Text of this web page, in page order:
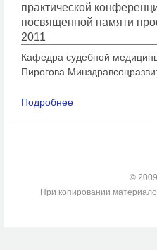
практической
посвященной памяти
2011
Кафедра судебной
Пирогова
Подробнее
©
При копировании